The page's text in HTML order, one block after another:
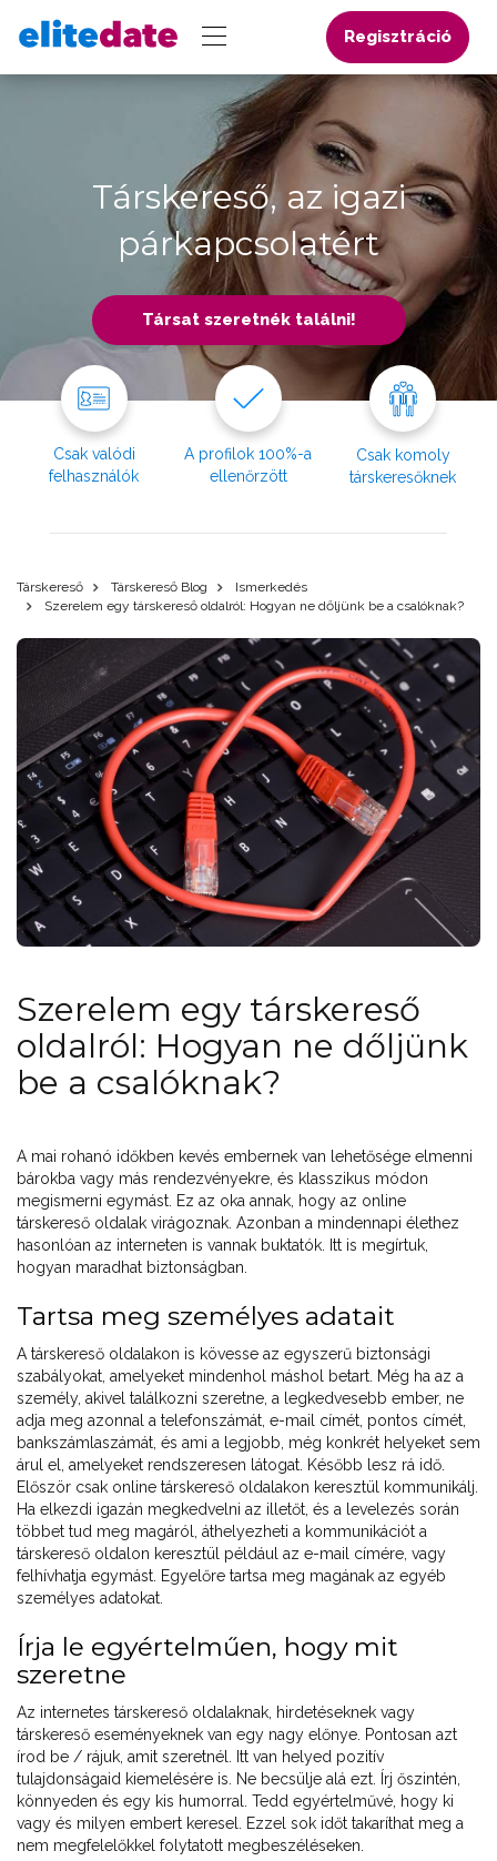
Regisztráció
Társkereső, az igazi
párkapcsolatért
Társat szeretnék találni!
Csak valódi
felhasználók
A profilok 100%-a
ellenőrzött
Csak komoly
társkeresőknek
Társkereső Társkereső Blog
Ismerkedés
Szerelem egy társkereső oldalról: Hogyan ne dőljünk be a csalóknak?
Szerelem egy társkereső
oldalról: Hogyan ne dőljünk
be a csalóknak?
A mai rohanó időkben kevés embernek van lehetősége elmenni
bárokba vagy más rendezvényekre, és klasszikus módon
megismerni egymást. Ez az oka annak, hogy az online
társkereső oldalak virágoznak. Azonban a mindennapi élethez
hasonlóan az interneten is vannak buktatók. Itt is megírtuk,
hogyan maradhat biztonságban.
Tartsa meg személyes adatait
A társkereső oldalakon is kövesse az egyszerű biztonsági
szabályokat, amelyeket mindenhol máshol betart. Még ha az a
személy, akivel találkozni szeretne, a legkedvesebb ember, ne
adja meg azonnal a telefonszámát, e-mail címét, pontos címét,
bankszámlaszámát, és ami a legjobb, még konkrét helyeket sem
árul el, amelyeket rendszeresen látogat. Később lesz rá idő.
Először csak online társkereső oldalakon keresztül kommunikálj.
Ha elkezdi igazán megkedvelni az illetőt, és a levelezés során
többet tud meg magáról, áthelyezheti a kommunikációt a
társkereső oldalon keresztül például az e-mail címére, vagy
felhívhatja egymást. Egyelőre tartsa meg magának az egyéb
személyes adatokat.
Írja le egyértelműen, hogy mit
szeretne
Az internetes társkereső oldalaknak, hirdetéseknek vagy
társkereső eseményeknek van egy nagy előnye. Pontosan azt
írod be / rájuk, amit szeretnél. Itt van helyed pozitív
tulajdonságaid kiemelésére is. Ne becsülje alá ezt. Írj őszintén,
könnyeden és egy kis humorral. Tedd egyértelművé, hogy ki
vagy és milyen embert keresel. Ezzel sok időt takaríthat meg a
nem megfelelőkkel folytatott megbeszéléseken.